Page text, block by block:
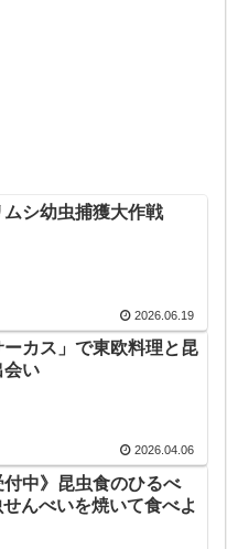
ムシ幼虫捕獲大作戦
2026.06.19
ーカス」で東欧料理と昆
会い
2026.04.06
付中》昆虫食のひるべ
んべいを焼いて食べよ